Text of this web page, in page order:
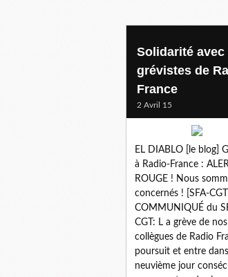
Solidarité avec
grévistes de
France
2 Avril 15
EL DIABLO [le blog]
à Radio-France :
ROUGE ! Nous
concernés ! [SFA-CGT]
COMMUNIQUÉ du
CGT: L a grève de nos
collègues de Radio
poursuit et entre
neuvième jour